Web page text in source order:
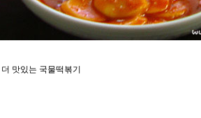
맛있는 국물떡볶기